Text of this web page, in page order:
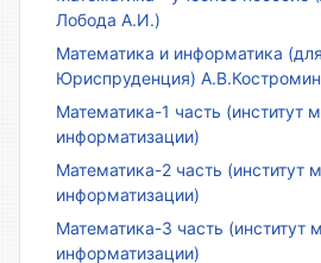
Лобода А.И.)
Математика и информатика
Юриспруденция) А.В.Костромин
Математика-1 часть (институт
информатизации)
Математика-2 часть (институт
информатизации)
Математика-3 часть (институт
информатизации)